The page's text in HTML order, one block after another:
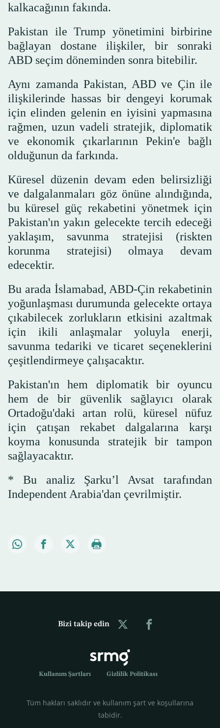
kalkacağının fakında.
Pakistan ile Trump yönetimini birbirine
bağlayan dostane ilişkiler, bir sonraki
ABD seçim döneminden sonra bitebilir.
Aynı zamanda Pakistan, ABD ve Çin ile
ilişkilerinde hassas bir dengeyi korumak
için elinden gelenin en iyisini yapmasına
rağmen, uzun vadeli stratejik, diplomatik
ve ekonomik çıkarlarının Pekin'e bağlı
olduğunun da farkında.
Küresel düzenin devam eden belirsizliği
ve dalgalanmaları göz önüne alındığında,
bu küresel güç rekabetini yönetmek için
Pakistan'ın yakın gelecekte tercih edeceği
yaklaşım, savunma stratejisi (riskten
korunma stratejisi) olmaya devam
edecektir.
Bu arada İslamabad, ABD-Çin rekabetinin
yoğunlaşması durumunda gelecekte ortaya
çıkabilecek zorlukların etkisini azaltmak
için ikili anlaşmalar yoluyla enerji,
savunma tedariki ve ticaret seçeneklerini
çeşitlendirmeye çalışacaktır.
Pakistan'ın hem diplomatik bir oyuncu
hem de bir güvenlik sağlayıcı olarak
Ortadoğu'daki artan rolü, küresel nüfuz
için çatışan rekabet dalgalarına karşı
koyma konusunda stratejik bir tampon
sağlayacaktır.
* Bu analiz Şarku’l Avsat tarafından
Independent Arabia'dan çevrilmiştir.
Bizi takip edin
Kullanım Şartları Gizlilik Politikası
Tüm hakları saklıdır ve kullanım şart ve koşullarına
tabidir.